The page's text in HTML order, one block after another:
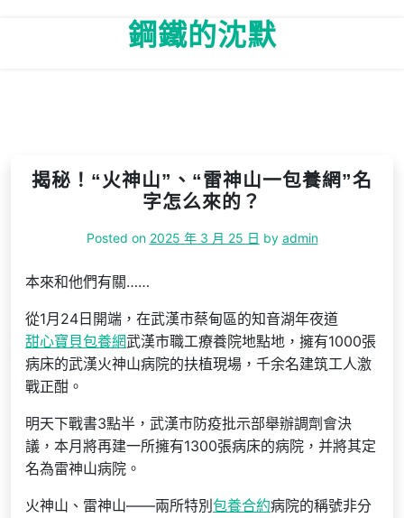
鋼鐵的沈默
揭秘！“火神山”、“雷神山一包養網”名
字怎么來的？
Posted on 2025 年 3 月 25 日 by admin
本來和他們有關……
從1月24日開端，在武漢市蔡甸區的知音湖年夜道
甜心寶貝包養網武漢市職工療養院地點地，擁有1000張
病床的武漢火神山病院的扶植現場，千余名建筑工人激
戰正酣。
明天下戰書3點半，武漢市防疫批示部舉辦調劑會決
議，本月將再建一所擁有1300張病床的病院，并將其定
名為雷神山病院。
火神山、雷神山——兩所特別 包養合約病院的稱號非分